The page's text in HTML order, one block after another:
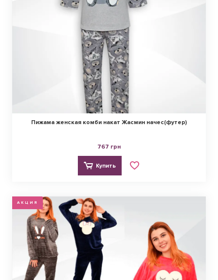
Пижама женская комби накат Жасмин начес(футер)
767 грн
Купить
АКЦИЯ